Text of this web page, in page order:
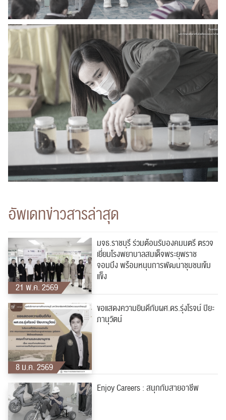
ค้นหา
สำหรับ:
อัพเดทข่าวสารล่าสุด
21 พ.ค. 2569
มจธ.ราชบุรี ร่วมต้อนรับองคมนตรี ตรวจ
เยี่ยมโรงพยาบาลสมเด็จพระยุพราช
จอมบึง พร้อมหนุนการพัฒนาชุมชนเข้ม
แข็ง
8 ม.ค. 2569
ขอแสดงความยินดีกับผศ.ดร.รุ่งโรจน์ ปิยะ
ภานุวัตน์
Enjoy Careers : สนุกกับสายอาชีพ
RC Activity
ปฏิทิน
RC Activity